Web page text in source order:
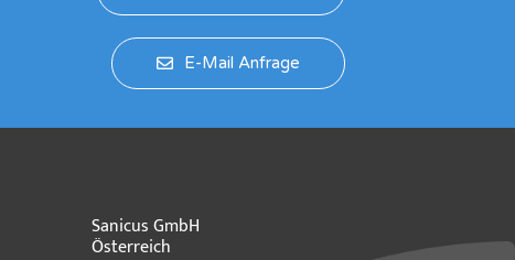
E-Mail Anfrage
Sanicus GmbH
Österreich